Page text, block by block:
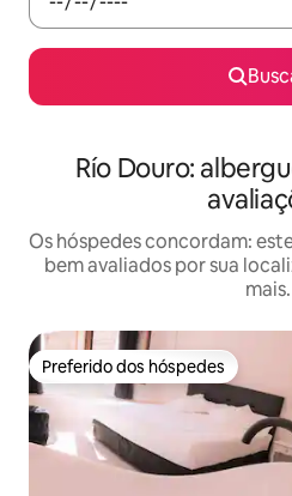
Río Douro:
Os hóspedes concordam:
bem avaliados por sua
mais.
Preferido dos hóspedes
Preferido dos hóspedes